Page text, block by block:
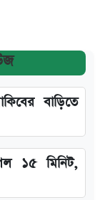
বাড়িতে
১৫ মিনিট,